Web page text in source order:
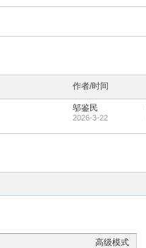
作者/时间
邬鉴民
2026-3-22
高级模式